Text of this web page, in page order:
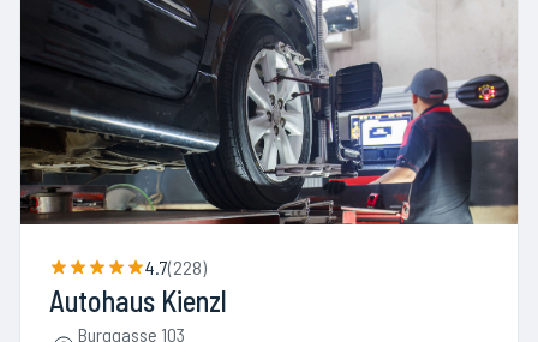
4.7(228)
Autohaus Kienzl
Burggasse 103